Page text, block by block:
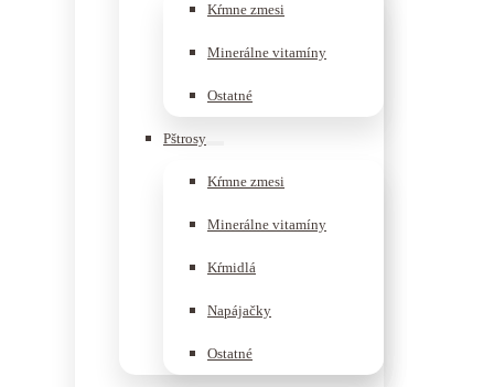
Kŕmne zmesi
Minerálne vitamíny
Ostatné
Pštrosy
Kŕmne zmesi
Minerálne vitamíny
Kŕmidlá
Napájačky
Ostatné